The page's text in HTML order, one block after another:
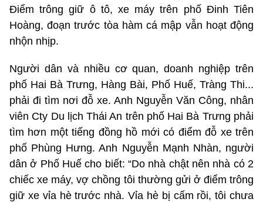
Điểm trông giữ ô tô, xe máy trên phố Đinh Tiên
Hoàng, đoạn trước tòa hàm cá mập vẫn hoạt động
nhộn nhịp.
Người dân và nhiều cơ quan, doanh nghiệp trên
phố Hai Bà Trưng, Hàng Bài, Phố Huế, Tràng Thi...
phải đi tìm nơi đỗ xe. Anh Nguyễn Văn Công, nhân
viên Cty Du lịch Thái An trên phố Hai Bà Trưng phải
tìm hơn một tiếng đồng hồ mới có điểm đỗ xe trên
phố Phùng Hưng. Anh Nguyễn Mạnh Nhàn, người
dân ở Phố Huế cho biết: “Do nhà chật nên nhà có 2
chiếc xe máy, vợ chồng tôi thường gửi ở điểm trông
giữ xe vỉa hè trước nhà. Vỉa hè bị cấm rồi, tôi chưa